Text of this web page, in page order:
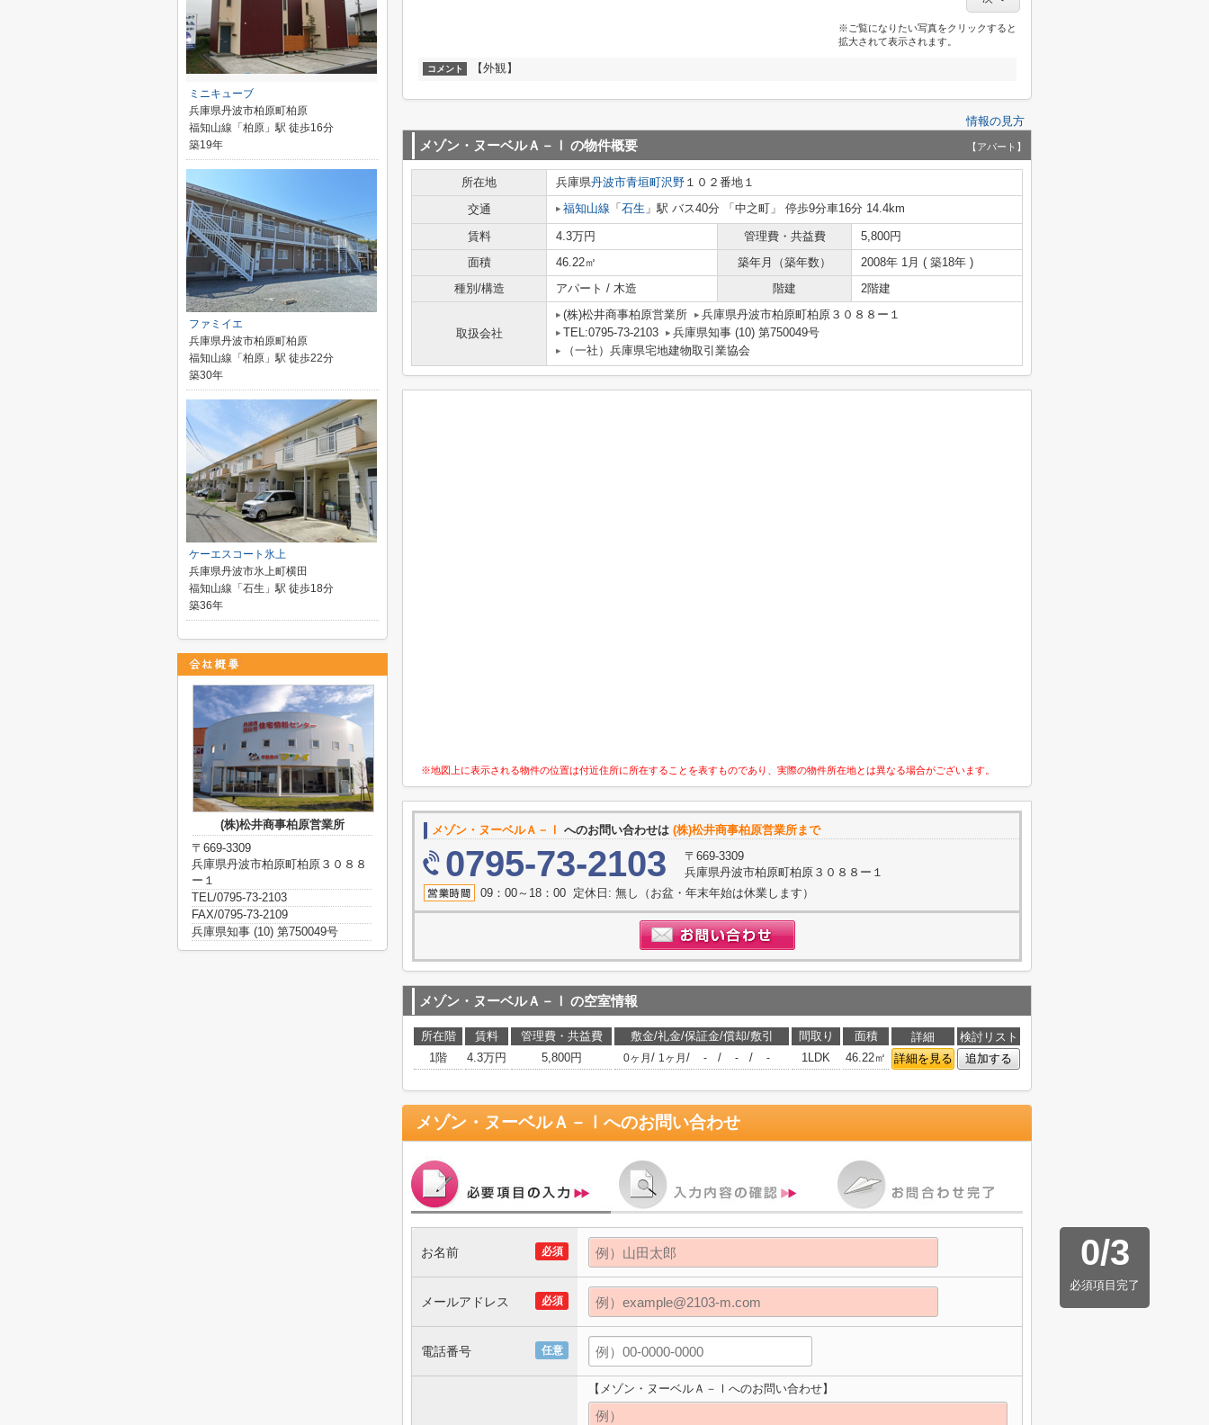
※ご覧になりたい写真をクリックすると
拡大されて表示されます。
コメント 【外観】
情報の見方
メゾン・ヌーベルＡ－Ⅰ の物件概要 【アパート】
所在地 兵庫県丹波市青垣町沢野 １０２番地１
交通
福知山線 「 石生 」駅 バス40分 「中之町」 停歩9分車16分 14.4km
賃料 4.3万円 管理費・共益費
5,800円
面積
46.22㎡ 築年月（築年数）
2008年 1月 ( 築18年 )
種別/構造
アパート / 木造 階建 2階建
取扱会社
(株)松井商事柏原営業所
兵庫県丹波市柏原町柏原３０８８ー１
TEL:0795-73-2103
兵庫県知事 (10) 第750049号
（一社）兵庫県宅地建物取引業協会
※地図上に表示される物件の位置は付近住所に所在することを表すものであり、実際の物件所在地とは異なる場合がございます。
メゾン・ヌーベルＡ－Ⅰ へのお問い合わせは (株)松井商事柏原営業所まで
0795-73-2103
〒669-3309
兵庫県丹波市柏原町柏原３０８８ー１
09：00～18：00 定休日: 無し（お盆・年末年始は休業します）
メゾン・ヌーベルＡ－Ⅰ の空室情報
所在階 賃料 管理費・共益費 敷金/礼金/保証金/償却/敷引 間取り 面積 詳細
検討リスト
1階
4.3万円 5,800円 0ヶ月 / 1ヶ月 / - / - / - 1LDK 46.22㎡ 詳細を見る 追加する
メゾン・ヌーベルＡ－Ⅰ へのお問い合わせ
0/3
必須項目完了
必須
お名前
必須
メールアドレス
任意
電話番号
【メゾン・ヌーベルＡ－Ⅰへのお問い合わせ】
ミニキューブ
兵庫県丹波市柏原町柏原
福知山線「柏原」駅 徒歩16分
築19年
ファミイエ
兵庫県丹波市柏原町柏原
福知山線「柏原」駅 徒歩22分
築30年
ケーエスコート氷上
兵庫県丹波市氷上町横田
福知山線「石生」駅 徒歩18分
築36年
(株)松井商事柏原営業所
〒669-3309
兵庫県丹波市柏原町柏原３０８８
ー１
TEL/0795-73-2103
FAX/0795-73-2109
兵庫県知事 (10) 第750049号